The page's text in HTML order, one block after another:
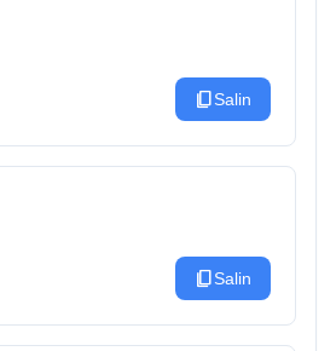
content_copySalin
content_copySalin